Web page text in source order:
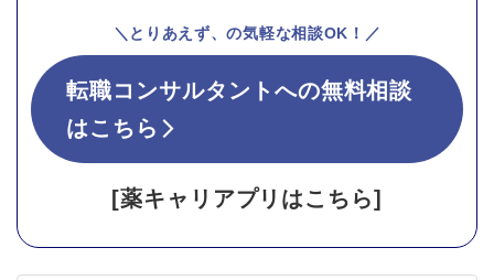
＼とりあえず、の気軽な相談OK！／
転職コンサルタントへの無料相談
はこちら
[薬キャリアプリはこちら]